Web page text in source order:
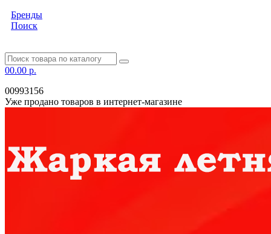
Бренды
Поиск
00.00 р.
00993156
Уже продано товаров в интернет-магазине